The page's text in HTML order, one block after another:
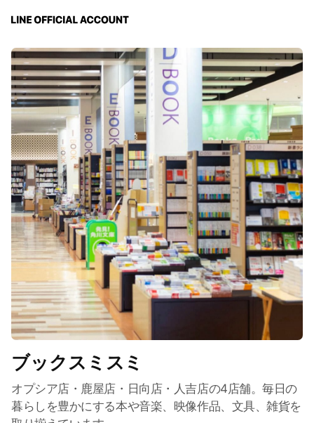
ブックスミスミ
オプシア店・鹿屋店・日向店・人吉店の4店舗。毎日の
暮らしを豊かにする本や音楽、映像作品、文具、雑貨を